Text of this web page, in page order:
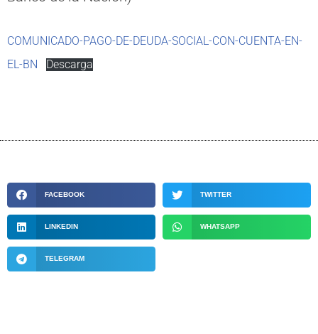
COMUNICADO-PAGO-DE-DEUDA-SOCIAL-CON-CUENTA-EN-
EL-BN
Descarga
FACEBOOK TWITTER
LINKEDIN WHATSAPP
TELEGRAM